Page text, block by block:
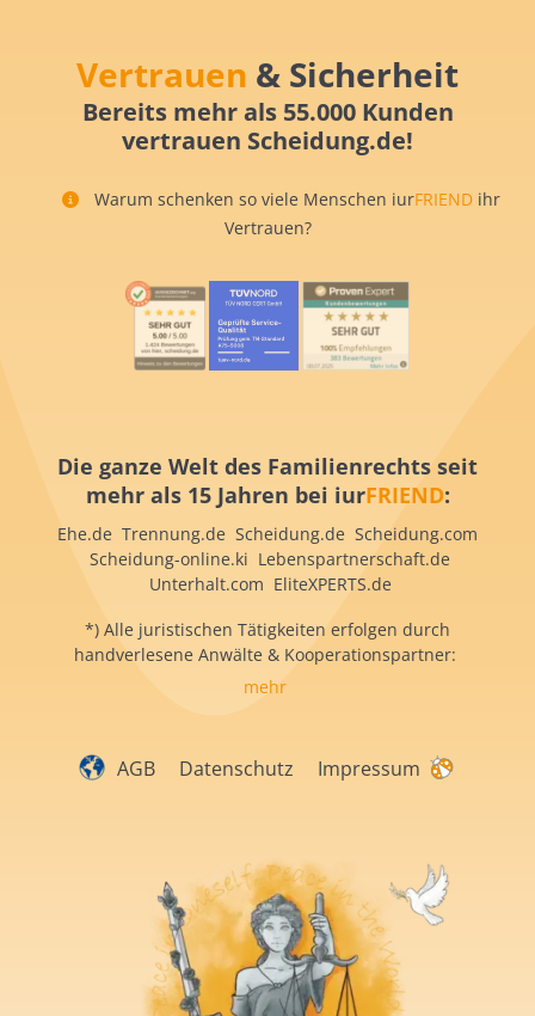
Vertrauen & Sicherheit
Bereits mehr als 55.000 Kunden
vertrauen Scheidung.de!
Warum schenken so viele Menschen iurFRIEND ihr
Vertrauen?
Die ganze Welt des Familienrechts seit
mehr als 15 Jahren bei iurFRIEND:
Ehe.de Trennung.de Scheidung.de Scheidung.com
Scheidung-online.ki Lebenspartnerschaft.de
Unterhalt.com EliteXPERTS.de
*) Alle juristischen Tätigkeiten erfolgen durch
handverlesene Anwälte & Kooperationspartner:
mehr
AGB Datenschutz Impressum